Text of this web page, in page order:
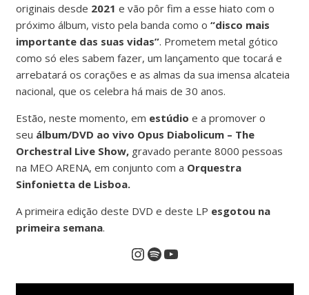
originais desde 2021 e vão pôr fim a esse hiato com o
próximo álbum, visto pela banda como o “disco mais
importante das suas vidas”. Prometem metal gótico
como só eles sabem fazer, um lançamento que tocará e
arrebatará os corações e as almas da sua imensa alcateia
nacional, que os celebra há mais de 30 anos.
Estão, neste momento, em estúdio e a promover o
seu álbum/DVD ao vivo Opus Diabolicum – The
Orchestral Live Show,gravado perante 8000 pessoas
na MEO ARENA, em conjunto com a Orquestra
Sinfonietta de Lisboa.
A primeira edição deste DVD e deste LP esgotou na
primeira semana.
Instagram
Spotify
YouTube